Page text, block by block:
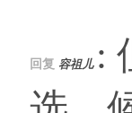
回复 容祖儿 :